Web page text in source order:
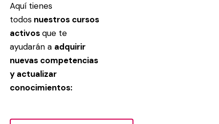
Aquí tienes
todos nuestros cursos
activosque te
ayudarán a adquirir
nuevas competencias
y actualizar
conocimientos: